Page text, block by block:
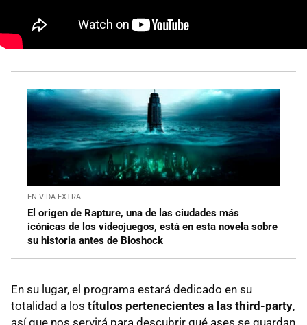
EN VIDA EXTRA
El origen de Rapture, una de las ciudades más
icónicas de los videojuegos, está en esta novela sobre
su historia antes de Bioshock
En su lugar, el programa estará dedicado en su
totalidad a los títulos pertenecientes a las third-party,